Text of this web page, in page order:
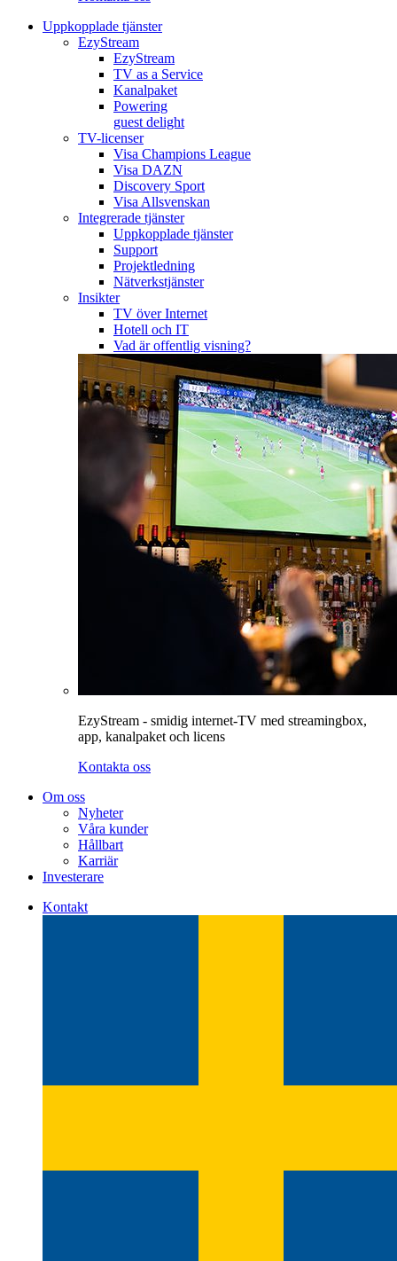
Uppkopplade tjänster
EzyStream
EzyStream
TV as a Service
Kanalpaket
Powering
guest delight
TV-licenser
Visa Champions League
Visa DAZN
Discovery Sport
Visa Allsvenskan
Integrerade tjänster
Uppkopplade tjänster
Support
Projektledning
Nätverkstjänster
Insikter
TV över Internet
Hotell och IT
Vad är offentlig visning?
EzyStream - smidig internet-TV med streamingbox,
app, kanalpaket och licens
Kontakta oss
Om oss
Nyheter
Våra kunder
Hållbart
Karriär
Investerare
Kontakt